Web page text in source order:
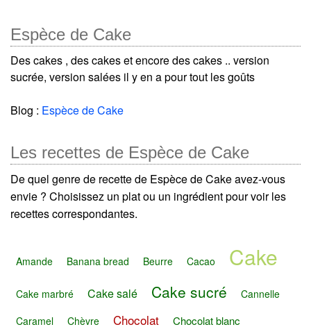
Espèce de Cake
Des cakes , des cakes et encore des cakes .. version
sucrée, version salées il y en a pour tout les goûts
Blog : Espèce de Cake
Les recettes de Espèce de Cake
De quel genre de recette de Espèce de Cake avez-vous
envie ? Choisissez un plat ou un ingrédient pour voir les
recettes correspondantes.
Amande Banana bread Beurre Cacao Cake
Cake marbré Cake salé Cake sucré
Cannelle
Caramel
Chèvre Chocolat Chocolat blanc